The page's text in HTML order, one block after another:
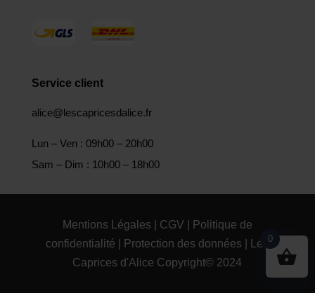
Service client
alice@lescapricesdalice.fr
Lun – Ven : 09h00 – 20h00
Sam – Dim : 10h00 – 18h00
Mentions Légales CGV
Politique de
confidentialité
Protection des données | Les
Caprices d'Alice Copyright© 2024
0